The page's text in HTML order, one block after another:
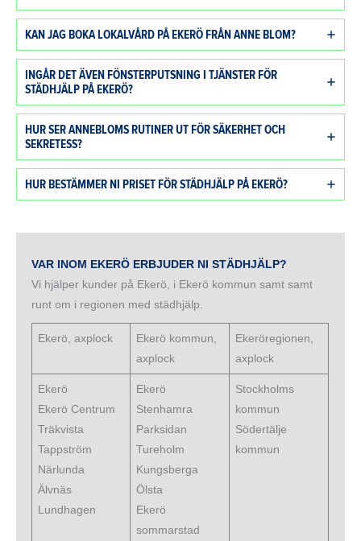
KAN JAG BOKA LOKALVÅRD PÅ EKERÖ FRÅN ANNE BLOM?
INGÅR DET ÄVEN FÖNSTERPUTSNING I TJÄNSTER FÖR
STÄDHJÄLP PÅ EKERÖ?
HUR SER ANNEBLOMS RUTINER UT FÖR SÄKERHET OCH
SEKRETESS?
HUR BESTÄMMER NI PRISET FÖR STÄDHJÄLP PÅ EKERÖ?
VAR INOM EKERÖ ERBJUDER NI STÄDHJÄLP?
Vi hjälper kunder på Ekerö, i Ekerö kommun samt samt
runt om i regionen med städhjälp.
Ekerö, axplock
Ekerö kommun,
axplock
Ekeröregionen,
axplock
Ekerö
Ekerö Centrum
Träkvista
Tappström
Närlunda
Älvnäs
Lundhagen
Ekerö
Stenhamra
Parksidan
Tureholm
Kungsberga
Ölsta
Ekerö
sommarstad
Stockholms
kommun
Södertälje
kommun